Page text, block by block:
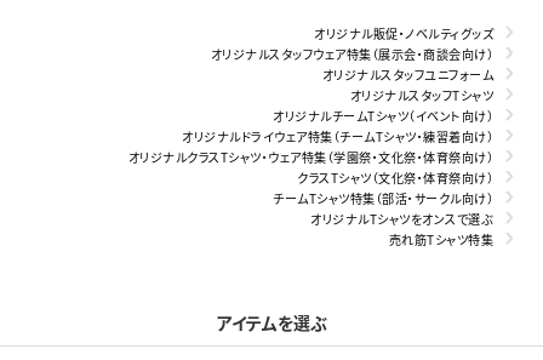
オリジナル販促・ノベルティグッズ
オリジナルスタッフウェア特集（展示会・商談会向け）
オリジナルスタッフユニフォーム
オリジナルスタッフTシャツ
オリジナルチームTシャツ（イベント向け）
オリジナルドライウェア特集（チームTシャツ・練習着向け）
オリジナルクラスTシャツ・ウェア特集（学園祭・文化祭・体育祭向け）
クラスTシャツ（文化祭・体育祭向け）
チームTシャツ特集（部活・サークル向け）
オリジナルTシャツをオンスで選ぶ
売れ筋Tシャツ特集
アイテムを選ぶ